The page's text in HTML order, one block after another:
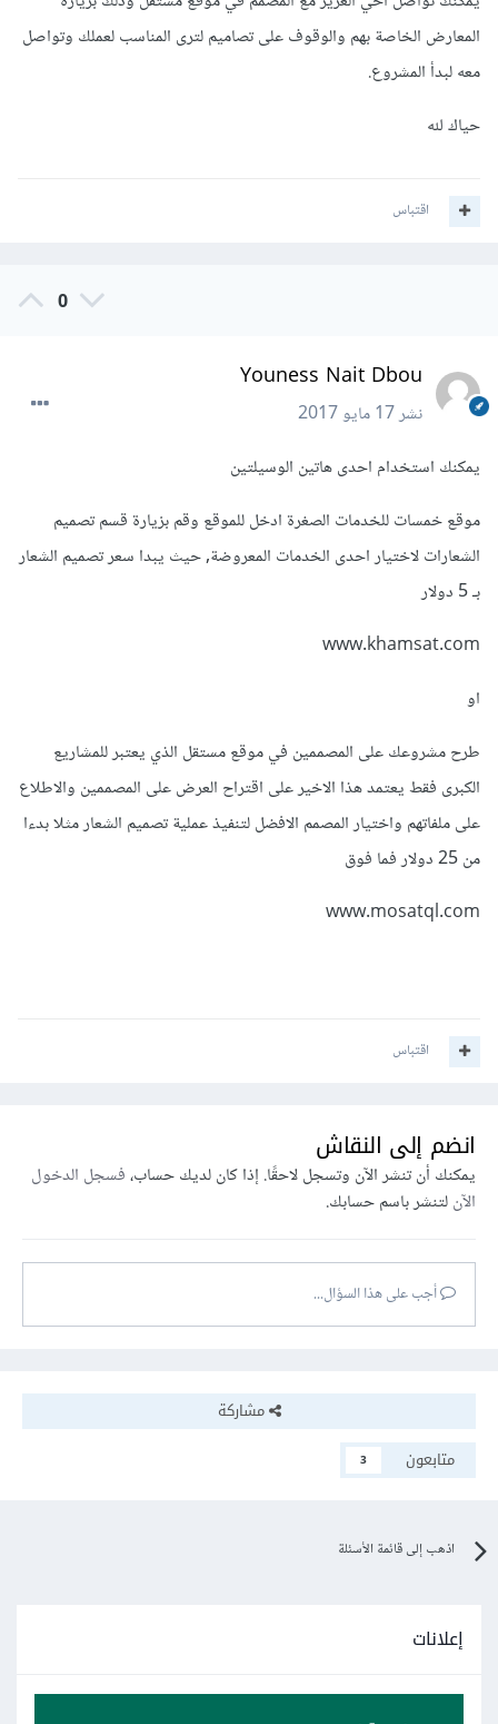
المعارض الخاصة بهم والوقوف على تصاميم لترى المناسب لعملك وتواصل
معه لبدأ المشروع.
حياك لله
اقتباس
0
Youness Nait Dbou
نشر17 مايو 2017
يمكنك استخدام احدى هاتين الوسيلتين
موقع خمسات للخدمات الصغرة ادخل للموقع وقم بزيارة قسم تصميم
الشعارات لاختيار احدى الخدمات المعروضة, حيث يبدا سعر تصميم الشعار
بـ 5 دولار
www.khamsat.com
او
طرح مشروعك على المصممين في موقع مستقل الذي يعتبر للمشاريع
الكبرى فقط يعتمد هذا الاخير على اقتراح العرض على المصممين والاطلاع
على ملفاتهم واختيار المصمم الافضل لتنفيذ عملية تصميم الشعار مثلا بدءا
من 25 دولار فما فوق
www.mosatql.com
اقتباس
انضم إلى النقاش
يمكنك أن تنشر الآن وتسجل لاحقًا. إذا كان لديك حساب،فسجل الدخول
الآنلتنشر باسم حسابك.
أجب على هذا السؤال...
مشاركة
متابعون
3
اذهب إلى قائمة الأسئلة
إعلانات